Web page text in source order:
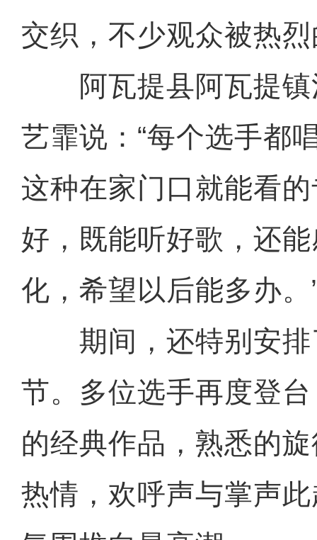
交织，不少观众被热
阿瓦提县阿瓦提镇
艺霏说：“每个选手都
这种在家门口就能看
好，既能听好歌，还
化，希望以后能多办。
期间，还特别安排
节。多位选手再度登
的经典作品，熟悉的
热情，欢呼声与掌声